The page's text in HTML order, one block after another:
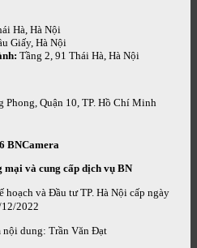
Hà, Hà Nội
Giấy, Hà Nội
Tầng 2, 91 Thái Hà, Hà Nội
Phong, Quận 10, TP. Hồ Chí Minh
BNCamera
và cung cấp dịch vụ BN
và Đầu tư TP. Hà Nội cấp ngày
2022
nội dung: Trần Văn Đạt